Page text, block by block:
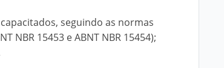
seguindo as normas
NBR 15453 e ABNT NBR 15454);